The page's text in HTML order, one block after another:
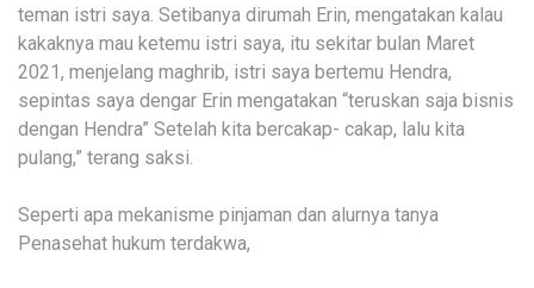
teman istri saya. Setibanya dirumah Erin, mengatakan kalau
kakaknya mau ketemu istri saya, itu sekitar bulan Maret
2021, menjelang maghrib, istri saya bertemu Hendra,
sepintas saya dengar Erin mengatakan “teruskan saja bisnis
dengan Hendra” Setelah kita bercakap- cakap, lalu kita
pulang,” terang saksi.
Seperti apa mekanisme pinjaman dan alurnya tanya
Penasehat hukum terdakwa,